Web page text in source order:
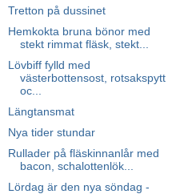
Tretton på dussinet
Hemkokta bruna bönor med
stekt rimmat fläsk, stekt...
Lövbiff fylld med
västerbottensost, rotsakspytt
oc...
Längtansmat
Nya tider stundar
Rullader på fläskinnanlår med
bacon, schalottenlök...
Lördag är den nya söndag -